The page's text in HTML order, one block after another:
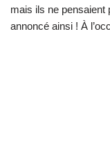
mais ils ne pensaient
annoncé ainsi ! À